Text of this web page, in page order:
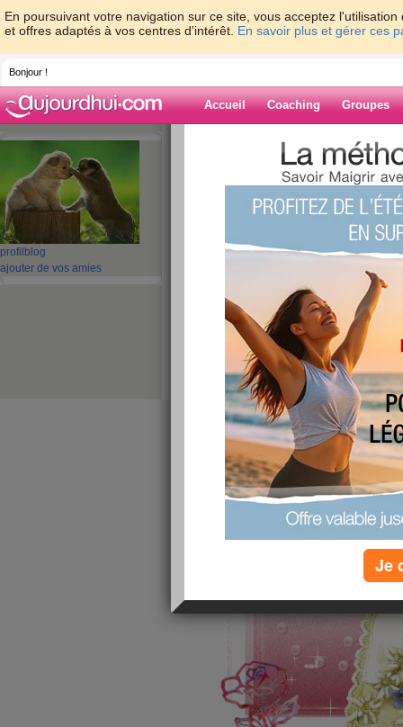
En poursuivant votre navigation sur ce site, vous acceptez
et offres adaptés à vos centres d'intérêt. En savoir plus et gérer ces
Bonjour !
Accueil Coaching Groupes
profil blog
ajouter de vos amies
>
> Encore
Blog de
Encore une
sur les chapeaux
publié le 09/03/2009 à 21:27
Je